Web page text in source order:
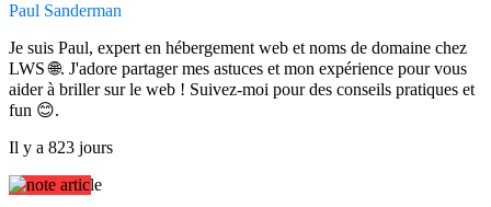
Paul Sanderman
Je suis Paul, expert en hébergement web et noms de domaine chez
LWS 🌐. J'adore partager mes astuces et mon expérience pour vous
aider à briller sur le web ! Suivez-moi pour des conseils pratiques et
fun 😊.
Il y a 823 jours